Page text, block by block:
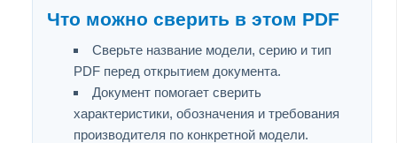
Что можно сверить в этом PDF
Сверьте название модели, серию и тип
PDF перед открытием документа.
Документ помогает сверить
характеристики, обозначения и требования
производителя по конкретной модели.